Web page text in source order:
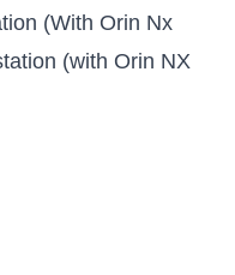
(With Orin Nx
(with Orin NX